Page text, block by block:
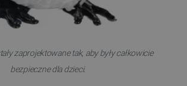
zaprojektowane tak, aby były całkowicie
bezpieczne dla dzieci.
funkcji strony internetowej, takich
użytkownika i zarządzanie kontem.
plików cookie nie można
Provider /